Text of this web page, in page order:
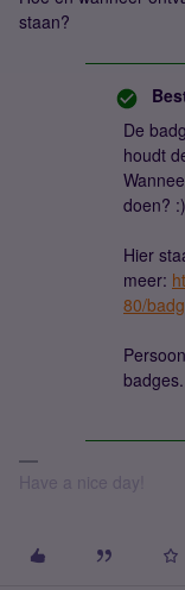
staan?
De
houdt
doen? :)
Hier
meer:
80/
badges.
Have a nice day!